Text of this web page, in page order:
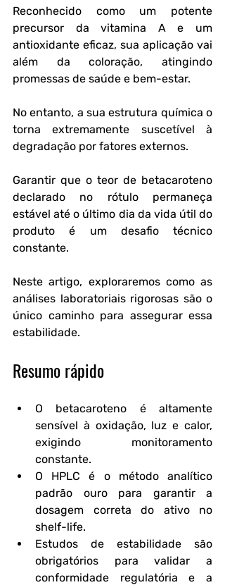
Reconhecido como um potente
precursor da vitamina A e um
antioxidante eficaz, sua aplicação vai
além da coloração, atingindo
promessas de saúde e bem-estar.
No entanto, a sua estrutura química o
torna extremamente suscetível à
degradação por fatores externos.
Garantir que o teor de betacaroteno
declarado no rótulo permaneça
estável até o último dia da vida útil do
produto é um desafio técnico
constante.
Neste artigo, exploraremos como as
análises laboratoriais rigorosas são o
único caminho para assegurar essa
estabilidade.
Resumo rápido
O betacaroteno é altamente
sensível à oxidação, luz e calor,
exigindo monitoramento
constante.
O HPLC é o método analítico
padrão ouro para garantir a
dosagem correta do ativo no
shelf-life.
Estudos de estabilidade são
obrigatórios para validar a
conformidade regulatória e a